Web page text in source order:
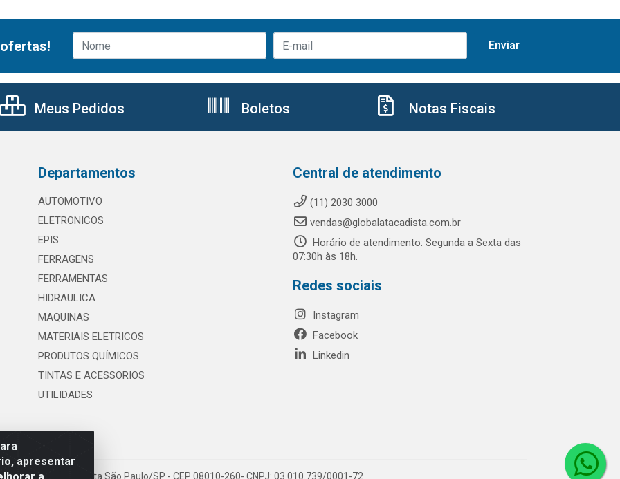
apresentar
Meus Pedidos Boletos Notas Fiscais
Departamentos
AUTOMOTIVO
ELETRONICOS
EPIS
FERRAGENS
FERRAMENTAS
HIDRAULICA
MAQUINAS
MATERIAIS ELETRICOS
PRODUTOS QUÍMICOS
TINTAS E ACESSORIOS
UTILIDADES
Central de atendimento
(11) 2030 3000
vendas@globalatacadista.com.br
Horário de atendimento: Segunda a Sexta das
07:30h às 18h.
Redes sociais
Instagram
Facebook
Linkedin
117 - S. Miguel Paulista São Paulo/SP - CEP 08010-260- CNPJ: 03.010.739/0001-72